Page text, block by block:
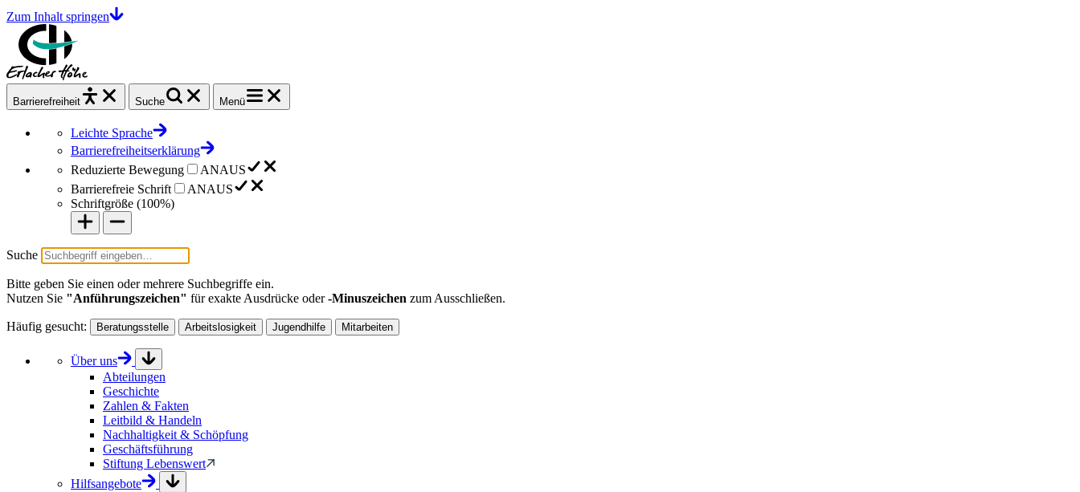
Zum Inhalt springen
Barrierefrei heit Suche Menü
Leichte Sprache
Barrierefreiheitserklärung
Reduzierte Bewegung
ANAUS
Barrierefreie Schrift
ANAUS
Schriftgröße (100%)
Suche
Bitte geben Sie einen oder mehrere Suchbegriffe ein.
Nutzen Sie "Anführungszeichen" für exakte Ausdrücke oder-Minuszeichen zum Ausschließen.
Häufig gesucht: Beratungsstelle Arbeitslosigkeit Jugendhilfe Mitarbeiten
Über uns
Abteilungen
Geschichte
Zahlen & Fakten
Leitbild & Handeln
Nachhaltigkeit & Schöpfung
Geschäftsführung
Stiftung Lebenswert
Hilfsangebote